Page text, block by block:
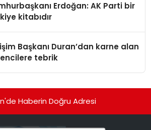
Erdoğan: AK Parti bir
kitabıdır
Başkanı Duran’dan karne alan
tebrik
Haberin Doğru Adresi